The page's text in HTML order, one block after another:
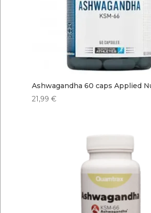
Ashwagandha 60 caps Applied
21,99 €